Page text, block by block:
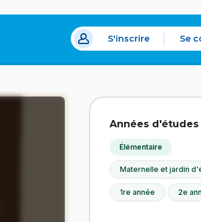
dans un nouvel onglet.
S'inscrire Se
Années d'études
Élémentaire
Maternelle et jardin
1re année 2e